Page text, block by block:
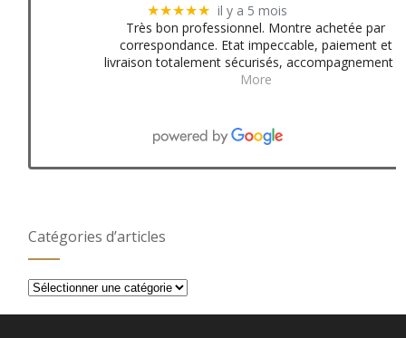
★★★★★ il y a 5 mois
Très bon professionnel. Montre achetée par
correspondance. Etat impeccable, paiement et
livraison totalement sécurisés, accompagnement
More
Catégories d’articles
Catégories